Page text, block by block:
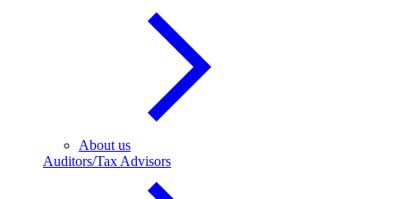
About us
Auditors/Tax Advisors